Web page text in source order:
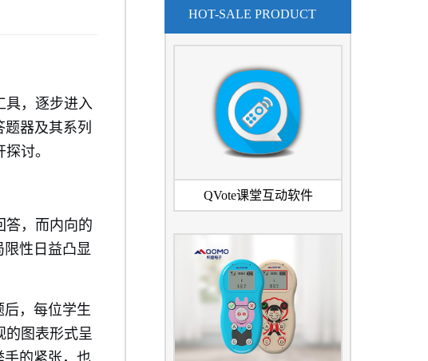
HOT-SALE PRODUCT
QVote课堂互动软件
具，逐步进入
器及其系列
讨。
答，而内向的
限性日益凸显
后，每位学生
的图表形式呈
的紧张，也